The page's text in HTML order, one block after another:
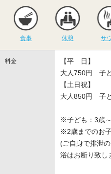
食事 休憩 サ
料金
【平 日】
大人750円 子
【土日祝】
大人850円 子
※子ども：3歳
※2歳までのお
(ご自身で排泄
浴はお断り致し